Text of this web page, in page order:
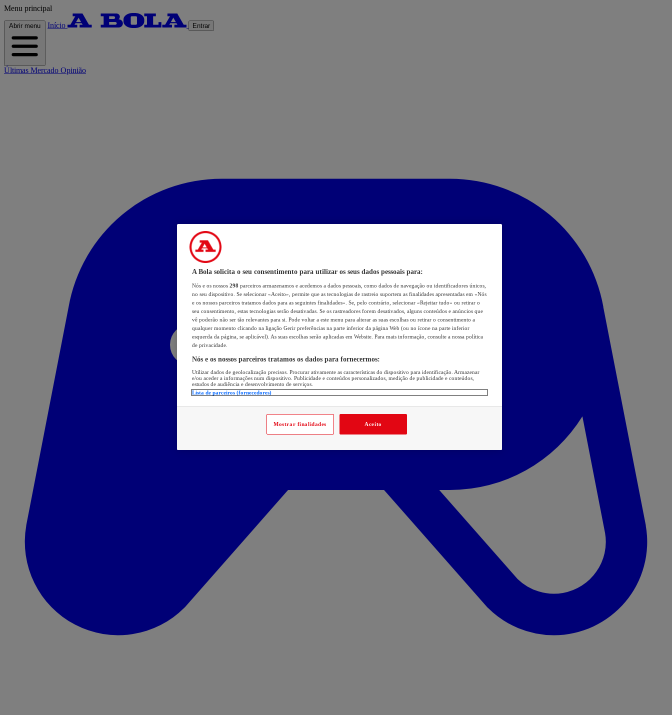
Menu principal
Abrir menu Início Entrar
Últimas Mercado Opinião
A Bola solicita o seu consentimento para utilizar os seus dados pessoais para:
Nós e os nossos 298 parceiros armazenamos e acedemos a dados pessoais, como dados de navegação ou identificadores únicos,
no seu dispositivo. Se selecionar «Aceito», permite que as tecnologias de rastreio suportem as finalidades apresentadas em «Nós
e os nossos parceiros tratamos dados para as seguintes finalidades». Se, pelo contrário, selecionar «Rejeitar tudo» ou retirar o
seu consentimento, estas tecnologias serão desativadas. Se os rastreadores forem desativados, alguns conteúdos e anúncios que
vê poderão não ser tão relevantes para si. Pode voltar a este menu para alterar as suas escolhas ou retirar o consentimento a
qualquer momento clicando na ligação Gerir preferências na parte inferior da página Web (ou no ícone na parte inferior
esquerda da página, se aplicável). As suas escolhas serão aplicadas em Website. Para mais informação, consulte a nossa política
de privacidade.
Nós e os nossos parceiros tratamos os dados para fornecermos:
Utilizar dados de geolocalização precisos. Procurar ativamente as características do dispositivo para identificação. Armazenar
e/ou aceder a informações num dispositivo. Publicidade e conteúdos personalizados, medição de publicidade e conteúdos,
estudos de audiência e desenvolvimento de serviços.
Lista de parceiros (fornecedores)
Mostrar finalidades Aceito